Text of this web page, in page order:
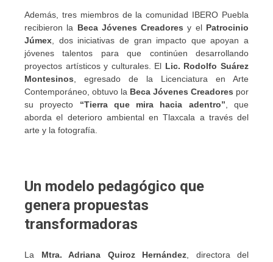
Además, tres miembros de la comunidad IBERO Puebla
recibieron la Beca Jóvenes Creadores y el Patrocinio
Júmex , dos iniciativas de gran impacto que apoyan a
jóvenes talentos para que continúen desarrollando
proyectos artísticos y culturales. El Lic. Rodolfo Suárez
Montesinos , egresado de la Licenciatura en Arte
Contemporáneo, obtuvo la Beca Jóvenes Creadores por
su proyecto “Tierra que mira hacia adentro” , que
aborda el deterioro ambiental en Tlaxcala a través del
arte y la fotografía.
Un modelo pedagógico que
genera propuestas
transformadoras
La Mtra. Adriana Quiroz Hernández , directora del